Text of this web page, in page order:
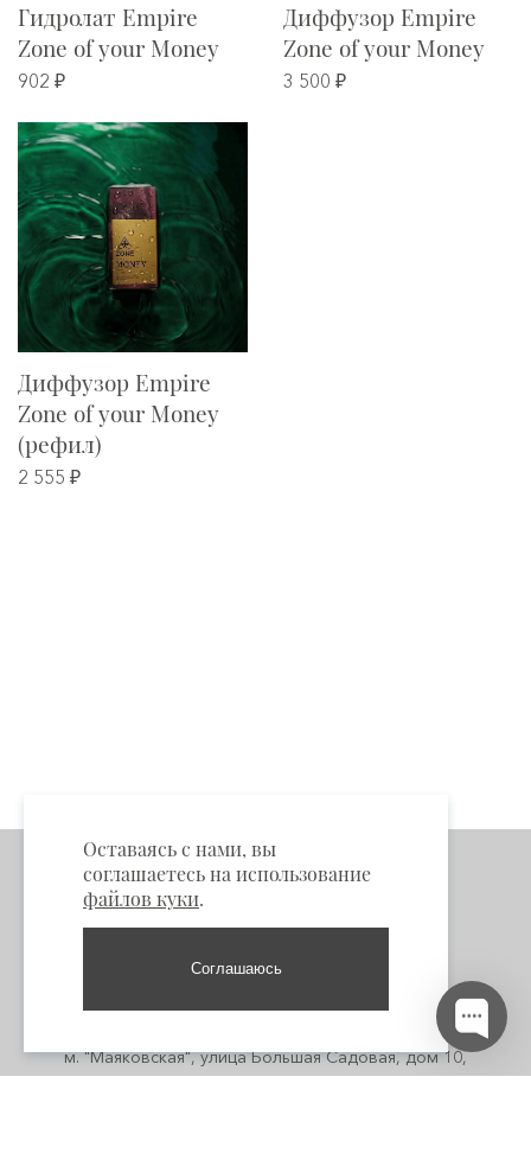
Гидролат Empire
Zone of your Money
902 ₽
Диффузор Empire
Zone of your Money
3 500 ₽
Диффузор Empire
Zone of your Money
(рефил)
2 555 ₽
м. "Маяковская", улица Большая Садовая, дом 10,
Оставаясь с нами, вы
соглашаетесь на использование
файлов куки.
Соглашаюсь